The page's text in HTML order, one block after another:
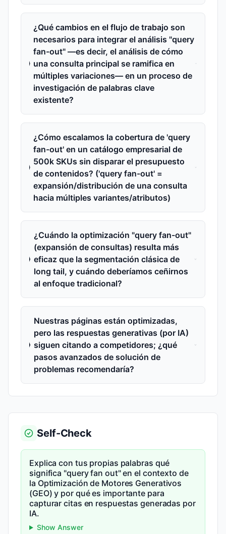
¿Qué cambios en el flujo de trabajo son
necesarios para integrar el análisis "query
fan-out" —es decir, el análisis de cómo
una consulta principal se ramifica en
múltiples variaciones— en un proceso de
investigación de palabras clave
existente?
¿Cómo escalamos la cobertura de 'query
fan-out' en un catálogo empresarial de
500k SKUs sin disparar el presupuesto
de contenidos? ('query fan-out' =
expansión/distribución de una consulta
hacia múltiples variantes/atributos)
¿Cuándo la optimización "query fan-out"
(expansión de consultas) resulta más
eficaz que la segmentación clásica de
long tail, y cuándo deberíamos ceñirnos
al enfoque tradicional?
Nuestras páginas están optimizadas,
pero las respuestas generativas (por IA)
siguen citando a competidores; ¿qué
pasos avanzados de solución de
problemas recomendaría?
Self-Check
Explica con tus propias palabras qué
significa "query fan out" en el contexto de
la Optimización de Motores Generativos
(GEO) y por qué es importante para
capturar citas en respuestas generadas por
IA.
Show Answer